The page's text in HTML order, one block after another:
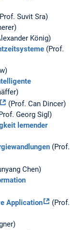
Suvit Sra)
König)
(Prof.
(Prof. Can Dincer)
Georg Sigl)
lernender
(Prof.
Chen)
Application
(Prof.